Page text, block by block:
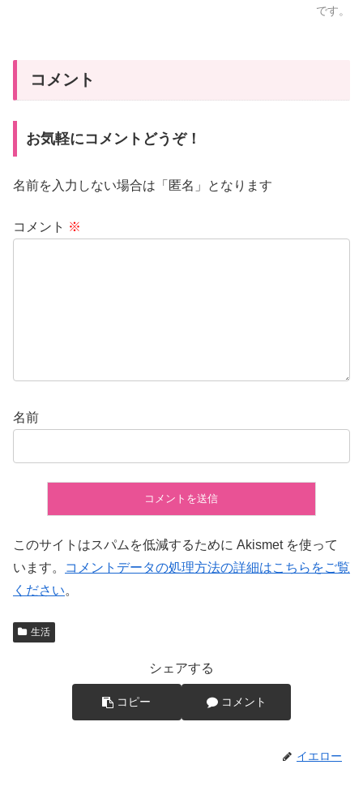
です。
コメント
お気軽にコメントどうぞ！
名前を入力しない場合は「匿名」となります
コメント ※
名前
このサイトはスパムを低減するために Akismet を使って
います。
コメントデータの処理方法の詳細はこちらをご覧
ください。
生活
シェアする
コピー コメント
イエロー